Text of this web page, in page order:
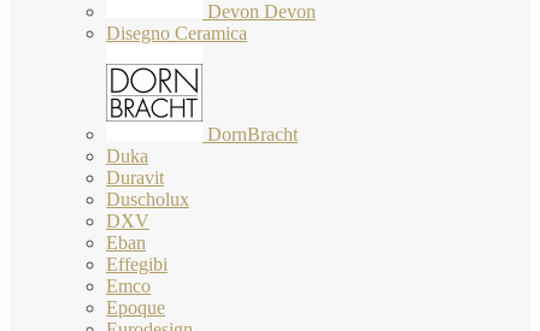
Devon Devon
Disegno Ceramica
DornBracht
Duka
Duravit
Duscholux
DXV
Eban
Effegibi
Emco
Epoque